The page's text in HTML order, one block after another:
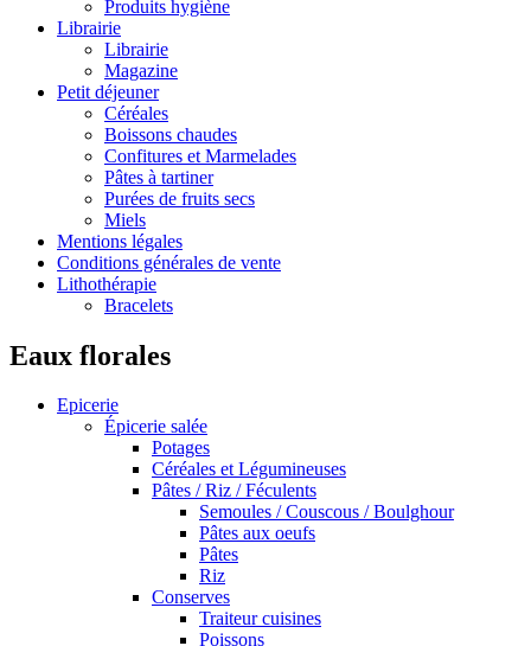
Produits hygiène
Librairie
Librairie
Magazine
Petit déjeuner
Céréales
Boissons chaudes
Confitures et Marmelades
Pâtes à tartiner
Purées de fruits secs
Miels
Mentions légales
Conditions générales de vente
Lithothérapie
Bracelets
Eaux florales
Epicerie
Épicerie salée
Potages
Céréales et Légumineuses
Pâtes / Riz / Féculents
Semoules / Couscous / Boulghour
Pâtes aux oeufs
Pâtes
Riz
Conserves
Traiteur cuisines
Poissons